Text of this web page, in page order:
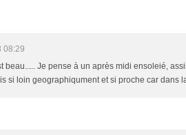
08:29
beau..... Je pense à un après midi ensoleié,
si loin geographiqument et si proche car dans